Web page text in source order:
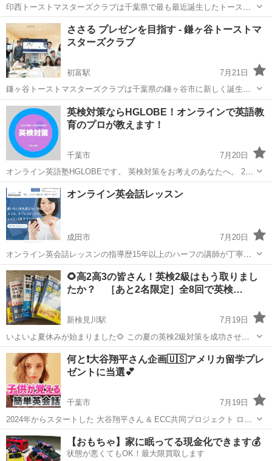
印西トーストマスターズクラブは千葉県で最も最近誕生したトースト
マスターズクラブです。 スピーチを行う例会を通じたクラブメンバー
の成長を実現しています。あなたのこのような↓↓↓能力発揮に役立ちま
す。 ◆ 身振り手振りを用い...
千葉 印西市 千葉ニュータウン中央駅 ビジネス英語
クラブ
ささる プレゼンを目指す - 鎌ヶ谷トーストマ
スターズクラブ
初富駅
7月21日
鎌ヶ谷トーストマスターズクラブは千葉県の鎌ヶ谷市に新しく誕生す
るトーストマスターズクラブです。スピーチを行う例会を通じたクラ
ブメンバーの成長を実現しています。あなたのこのような↓↓↓能力発揮
に役立ちます。 ◆ 身振り手振り...
千葉 鎌ケ谷市 初富駅
英検対策ならHGLOBE！オンラインで英語教
育のプロが教えます！
千葉市
7月20日
オンライン英語塾HGLOBEです。 英検対策をお考えのあなたへ。 25
年の指導実績で合格者は数千人。 5級から準1級まで、4技能バランス
よく指導します。 現在は小学3年生から社会人までが在籍。 全国から
老若男女問わず頑張...
千葉市 英検 オンライン
オンライン英会話レッスン
成田市
7月20日
オンライン英会話レッスンの指導歴15年以上のハーフの講師が丁寧に
指導いたします。 文法ばかりの英語ではなく、テキストを使わず英会
話中心のレッスンを受けてみませんか？学校や塾ではできない英会話
が学べます。 スマホ、タブレッ...
千葉 成田市 英会話 英会話レッスン
🌻高2高3の皆さん！英検2級はもう取りまし
たか？ ［あと2名限定］全8回で英検…
新検見川駅
7月19日
いよいよ夏休みが始まりました🌻 この夏の英検2級対策を成功させる
ことが志望大学合格の大きな一歩🈴になります！ 長年個別指導、家庭
教師として英語指導をしてきましたが、近年特に大学受検において英
検2級をとっておくことが必須に...
千葉 千葉市 新検見川駅 英語 ライティング
何と❗️大谷翔平さん企画🇺🇸アメリカ留学プレ
ゼントに当選💕
千葉市
7月19日
2024年からスタートした 大谷翔平さん & ECC共同プロジェクト ロサ
ンゼルス留学プレゼント企画に 当スクール 英会話マンツーマン
MOIZA 【モイザ】の生徒様が 2025年度プランに当選しました㊗️ 応募
2万...
千葉 千葉市 英会話 レッスン
【おもちゃ】家に眠ってる現金化できます💰
状態が悪くてもOK！最大限買取します